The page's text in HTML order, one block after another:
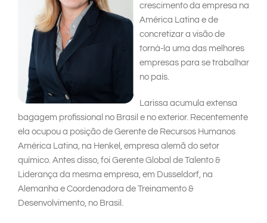
crescimento da empresa na
América Latina e de
concretizar a visão de
torná-la uma das melhores
empresas para se trabalhar
no país.
Larissa acumula extensa
bagagem profissional no Brasil e no exterior. Recentemente
ela ocupou a posição de Gerente de Recursos Humanos
América Latina, na Henkel, empresa alemã do setor
químico. Antes disso, foi Gerente Global de Talento &
Liderança da mesma empresa, em Dusseldorf, na
Alemanha e Coordenadora de Treinamento &
Desenvolvimento, no Brasil.